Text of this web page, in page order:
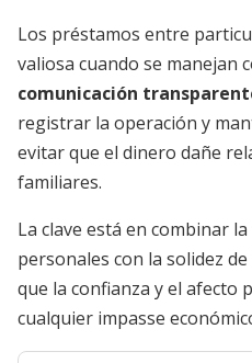
Los préstamos entre
valiosa cuando se manejan
comunicación
registrar la operación y
evitar que el dinero dañe
familiares.
La clave está en combinar
personales con la solidez
que la confianza y el afecto
cualquier impasse